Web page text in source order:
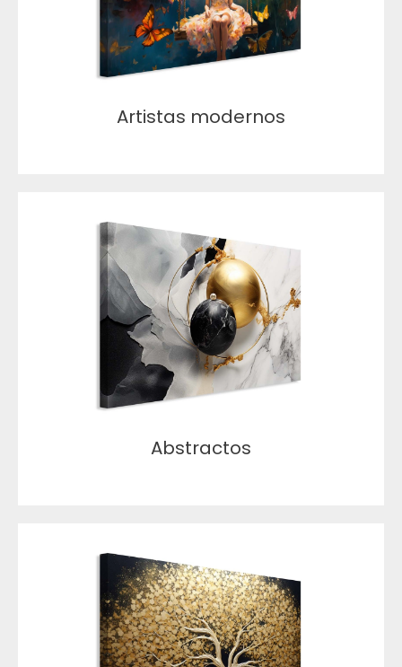
Artistas modernos
Abstractos